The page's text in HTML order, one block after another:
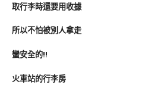
取行李時還要用收據
所以不怕被別人拿走
蠻安全的!!
火車站的行李房